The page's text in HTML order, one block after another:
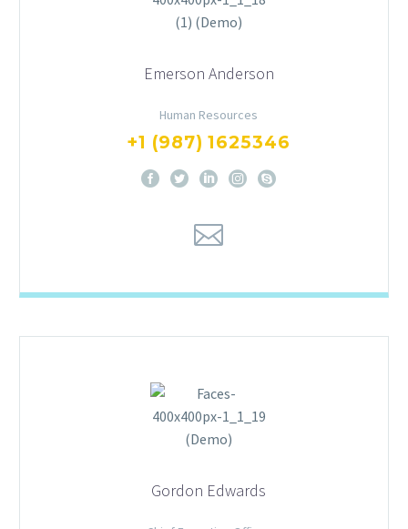
Emerson Anderson
Human Resources
+1 (987) 1625346
Gordon Edwards